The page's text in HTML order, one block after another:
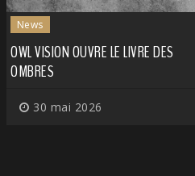
News
OWL VISION OUVRE LE LIVRE DES
OMBRES
30 mai 2026